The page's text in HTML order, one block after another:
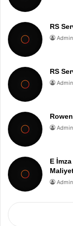
RS
Admin
RS
Admin
Admin
E
Admin